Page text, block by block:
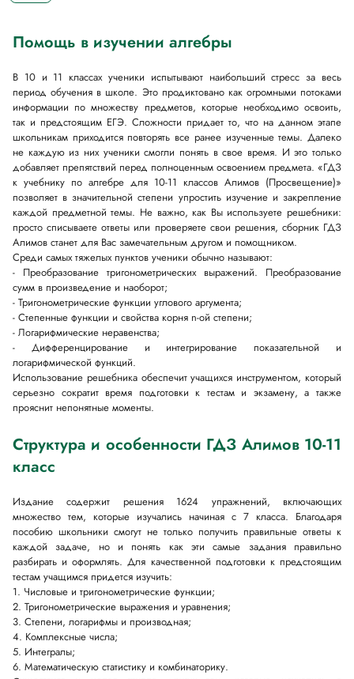
Помощь в изучении алгебры
В 10 и 11 классах ученики испытывают наибольший стресс за весь
период обучения в школе. Это продиктовано как огромными потоками
информации по множеству предметов, которые необходимо освоить,
так и предстоящим ЕГЭ. Сложности придает то, что на данном этапе
школьникам приходится повторять все ранее изученные темы. Далеко
не каждую из них ученики смогли понять в свое время. И это только
добавляет препятствий перед полноценным освоением предмета. «ГДЗ
к учебнику по алгебре для 10-11 классов Алимов (Просвещение)»
позволяет в значительной степени упростить изучение и закрепление
каждой предметной темы. Не важно, как Вы используете решебники:
просто списываете ответы или проверяете свои решения, сборник ГДЗ
Алимов станет для Вас замечательным другом и помощником.
Среди самых тяжелых пунктов ученики обычно называют:
- Преобразование тригонометрических выражений. Преобразование
сумм в произведение и наоборот;
- Тригонометрические функции углового аргумента;
- Степенные функции и свойства корня n-ой степени;
- Логарифмические неравенства;
- Дифференцирование и интегрирование показательной и
логарифмической функций.
Использование решебника обеспечит учащихся инструментом, который
серьезно сократит время подготовки к тестам и экзамену, а также
прояснит непонятные моменты.
Структура и особенности ГДЗ Алимов 10-11
класс
Издание содержит решения 1624 упражнений, включающих
множество тем, которые изучались начиная с 7 класса. Благодаря
пособию школьники смогут не только получить правильные ответы к
каждой задаче, но и понять как эти самые задания правильно
разбирать и оформлять. Для качественной подготовки к предстоящим
тестам учащимся придется изучить:
1. Числовые и тригонометрические функции;
2. Тригонометрические выражения и уравнения;
3. Степени, логарифмы и производная;
4. Комплексные числа;
5. Интегралы;
6. Математическую статистику и комбинаторику.